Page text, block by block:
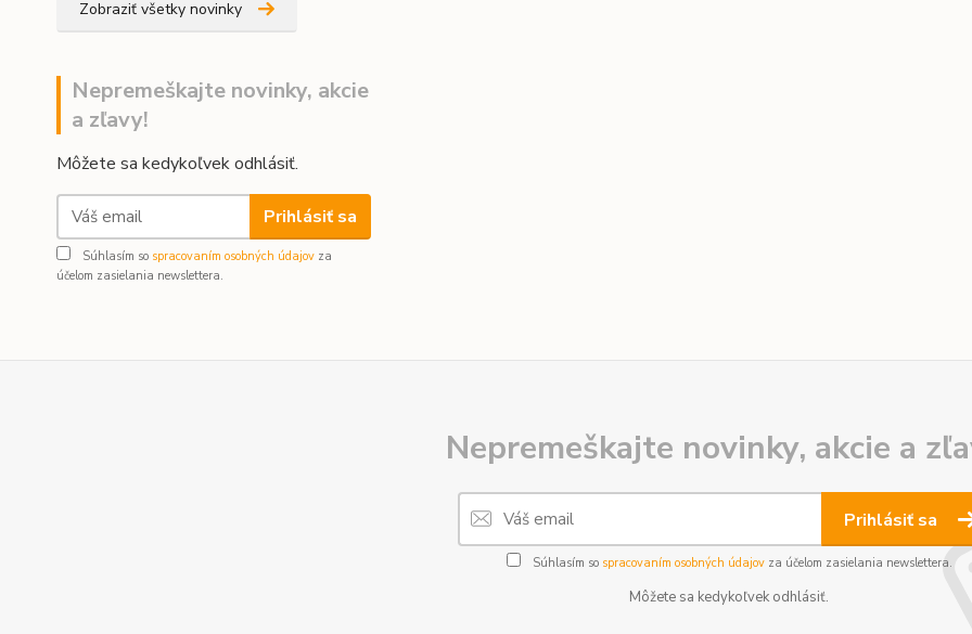
Zobraziť všetky novinky
Nepremeškajte novinky, akcie
a zľavy!
Môžete sa kedykoľvek odhlásiť.
Prihlásiť sa
Súhlasím so spracovaním osobných údajov za
účelom zasielania newslettera.
Nepremeškajte novinky, akcie a
Prihlásiť sa
Súhlasím so spracovaním osobných údajovza účelom zasielania newslettera.
Môžete sa kedykoľvek odhlásiť.